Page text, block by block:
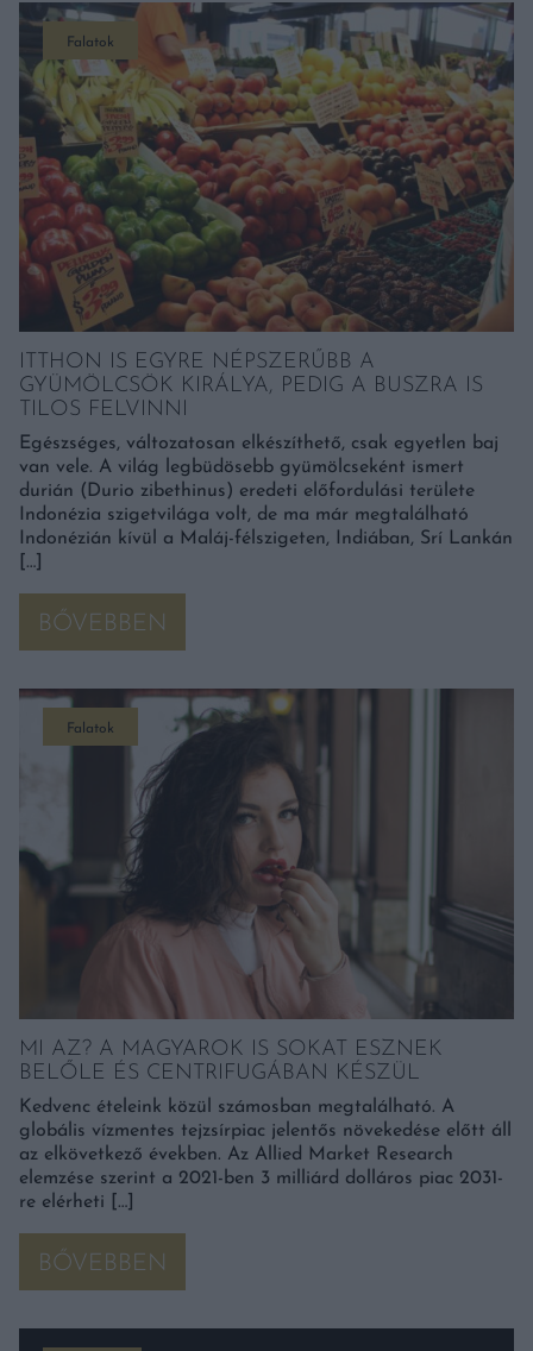
Falatok
ITTHON IS EGYRE NÉPSZERŰBB A
GYÜMÖLCSÖK KIRÁLYA, PEDIG A BUSZRA IS
TILOS FELVINNI
Egészséges, változatosan elkészíthető, csak egyetlen baj
van vele. A világ legbüdösebb gyümölcseként ismert
durián (Durio zibethinus) eredeti előfordulási területe
Indonézia szigetvilága volt, de ma már megtalálható
Indonézián kívül a Maláj-félszigeten, Indiában, Srí Lankán
[…]
BŐVEBBEN
Falatok
MI AZ? A MAGYAROK IS SOKAT ESZNEK
BELŐLE ÉS CENTRIFUGÁBAN KÉSZÜL
Kedvenc ételeink közül számosban megtalálható. A
globális vízmentes tejzsírpiac jelentős növekedése előtt áll
az elkövetkező években. Az Allied Market Research
elemzése szerint a 2021-ben 3 milliárd dolláros piac 2031-
re elérheti […]
BŐVEBBEN